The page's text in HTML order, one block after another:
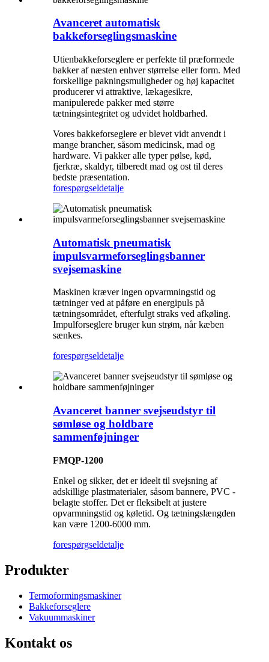
Avanceret automatisk
bakkeforseglingsmaskine
Utienbakkeforseglere er perfekte til præformede
bakker af næsten enhver størrelse eller form. Med
forskellige pakningsmuligheder og høj kapacitet
producerer vi attraktive, lækagesikre,
manipulerede pakker med større
tætningsintegritet og udvidet holdbarhed.
Vores bakkeforseglere er blevet vidt anvendt i
mange brancher, såsom medicinsk, mad og
hardware. Vi pakker alle typer pølse, kød,
fjerkræ, skaldyr, tilberedt mad og ost til deres
bedste præsentation.
forespørgseldetalje
Automatisk pneumatisk
impulsvarmeforseglingsbanner
svejsemaskine
Maskinen kræver ingen opvarmningstid og
tætninger ved at påføre en energipuls på
tætningsområdet, efterfulgt straks ved afkøling.
Impulforseglere bruger kun strøm, når kæben
sænkes.
forespørgseldetalje
Avanceret banner svejseudstyr til
sømløse og holdbare
sammenføjninger
FMQP-1200
Enkel og sikker, det er ideelt til svejsning af
adskillige plastmaterialer, såsom bannere, PVC -
belagte stoffer. Det er fleksibelt at justere
opvarmningstid og køletid. Og tætningslængden
kan være 1200-6000 mm.
forespørgseldetalje
Produkter
Termoformingsmaskiner
Bakkeforseglere
Vakuummaskiner
Kontakt os